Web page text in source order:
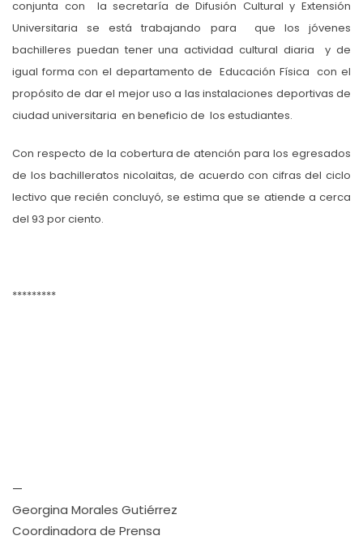
conjunta con la secretaría de Difusión Cultural y Extensión
Universitaria se está trabajando para que los jóvenes
bachilleres puedan tener una actividad cultural diaria y de
igual forma con el departamento de Educación Física con el
propósito de dar el mejor uso a las instalaciones deportivas de
ciudad universitaria en beneficio de los estudiantes.
Con respecto de la cobertura de atención para los egresados
de los bachilleratos nicolaitas, de acuerdo con cifras del ciclo
lectivo que recién concluyó, se estima que se atiende a cerca
del 93 por ciento.
*********
—
Georgina Morales Gutiérrez
Coordinadora de Prensa